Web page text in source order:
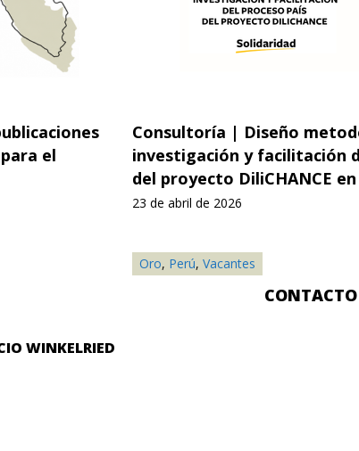
Té
el
Perú,Vacantes
Consultoría | Diseño
investigación y facilitación del
del proyecto DiliCHANCE en el
23 de abril de 2026
CONTACTO
WINKELRIED